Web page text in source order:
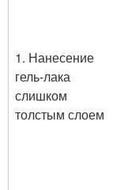
1. Нанесение
гель-лака
слишком
толстым слоем